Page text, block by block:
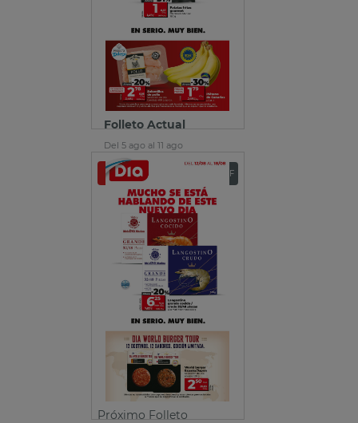
Folleto Actual
Del 5 ago al 11 ago
Ver folleto Descargar PDF
Próximo Folleto